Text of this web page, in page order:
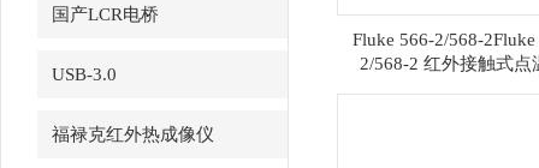
国产LCR电桥
USB-3.0
福禄克红外热成像仪
Fluke 566-2/568-2Fluke
2/568-2 红外接触式点